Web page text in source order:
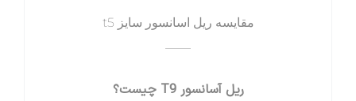
مقایسه ریل اسانسور سایز t5
——
ریل آسانسور T9 چیست؟